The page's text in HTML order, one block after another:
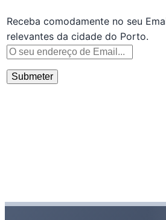
Receba comodamente no seu
relevantes da cidade do Porto.